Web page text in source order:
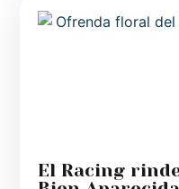
El Racing